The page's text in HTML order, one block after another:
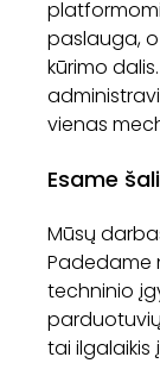
paslauga,
kūrimo
vienas
Esame
Mūsų
Padedame
techninio
tai ilgalaikis